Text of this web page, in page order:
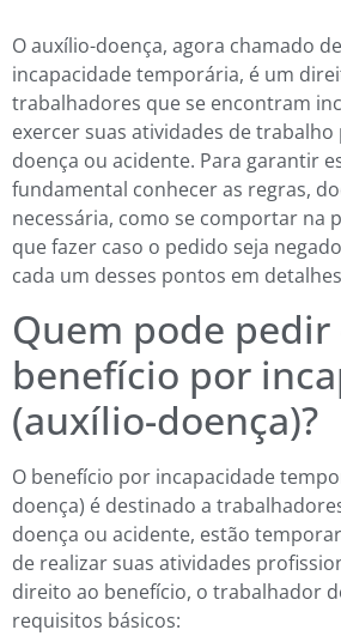
O auxílio-doença, agora chamado
incapacidade temporária, é um
trabalhadores que se encontram
exercer suas atividades de
doença ou acidente. Para garantir
fundamental conhecer as regras,
necessária, como se comportar na
que fazer caso o pedido seja
cada um desses pontos em
Quem pode pedir
benefício por
(auxílio-doença)?
O benefício por incapacidade
doença) é destinado a
doença ou acidente, estão
de realizar suas atividades
direito ao benefício, o trabalhador
requisitos básicos: